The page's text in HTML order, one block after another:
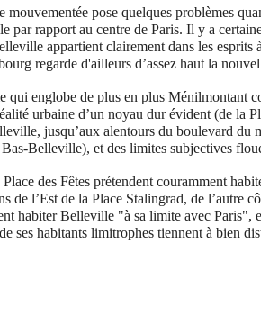
mouvementée pose quelques problèmes
par rapport au centre de Paris. Il y a
appartient clairement dans les esprits
regarde d'ailleurs d’assez haut la
qui englobe de plus en plus Ménilmontant
urbaine d’un noyau dur évident (de la
jusqu’aux alentours du boulevard du
Belleville), et des limites subjectives
Place des Fêtes prétendent couramment
de l’Est de la Place Stalingrad, de l’autre
habiter Belleville "à sa limite avec Paris",
ses habitants limitrophes tiennent à bien